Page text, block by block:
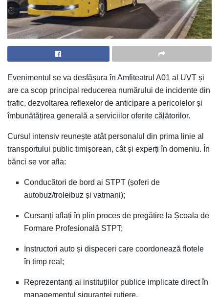
Evenimentul se va desfășura în Amfiteatrul A01 al UVT și
are ca scop principal reducerea numărului de incidente din
trafic, dezvoltarea reflexelor de anticipare a pericolelor și
îmbunătățirea generală a serviciilor oferite călătorilor.
Cursul intensiv reunește atât personalul din prima linie al
transportului public timișorean, cât și experți în domeniu. În
bănci se vor afla:
Conducători de bord ai STPT (șoferi de
autobuz/troleibuz și vatmani);
Cursanți aflați în plin proces de pregătire la Școala de
Formare Profesională STPT;
Instructori auto și dispeceri care coordonează flotele
în timp real;
Reprezentanți ai instituțiilor publice implicate direct în
managementul siguranței rutiere.